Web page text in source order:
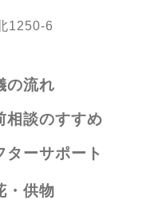
1250-6
の流れ
相談のすすめ
ターサポート
・供物